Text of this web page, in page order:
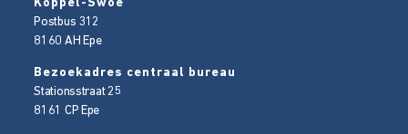
Koppel-Swoe
Postbus 312
8160 AH Epe
Bezoekadres centraal bureau
Stationsstraat 25
8161 CP Epe